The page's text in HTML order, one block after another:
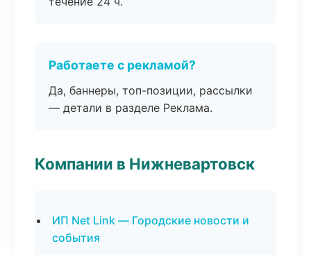
Работаете с рекламой?
Да, баннеры, топ-позиции, рассылки
— детали в разделе Реклама.
Компании в Нижневартовск
ИП Net Link — Городские новости и
события